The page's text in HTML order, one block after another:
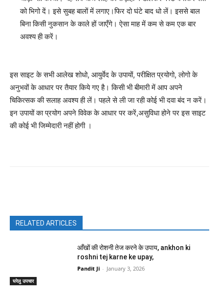
को भिगो दें। इसे सुबह बालों में लगाए।फिर दो घंटे बाद धो लें। इससे बाल
बिना किसी नुकसान के काले हों जाएँगे। ऐसा माह में कम से कम एक बार
अवश्य ही करें।
इस साइट के सभी आलेख शोधो, आयुर्वेद के उपायों, परीक्षित प्रयोगो, लोगो के
अनुभवों के आधार पर तैयार किये गए है। किसी भी बीमारी में आप अपने
चिकित्सक की सलाह अवश्य ही लें। पहले से ली जा रही कोई भी दवा बंद न करें।
इन उपायों का प्रयोग अपने विवेक के आधार पर करें,असुविधा होने पर इस साइट
की कोई भी जिम्मेदारी नहीं होगी ।
RELATED ARTICLES
घरेलु उपचार
आँखों की रोशनी तेज करने के उपाय, ankhon ki
roshni tej karne ke upay,
Pandit Ji - January 3, 2026